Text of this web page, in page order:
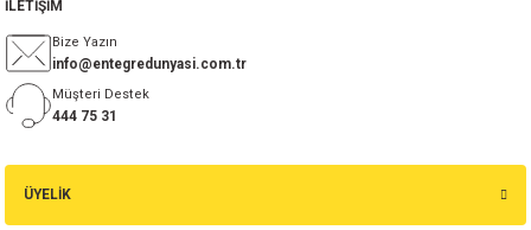
ÜYELİK
İLETİŞİM
Bize Yazın
info@entegredunyasi.com.tr
Müşteri Destek
444 75 31